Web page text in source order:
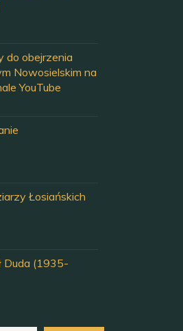
do obejrzenia
Nowosielskim na
YouTube
Łosiańskich
Duda (1935-